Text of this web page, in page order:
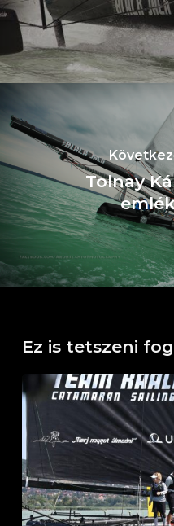
Tolnay
Ez is tetszeni fog
Horváth
Boldizsár
Emlékverseny
Balatonfüred,
2026.
július